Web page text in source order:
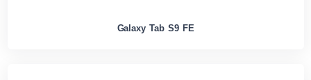
Galaxy Tab S9 FE